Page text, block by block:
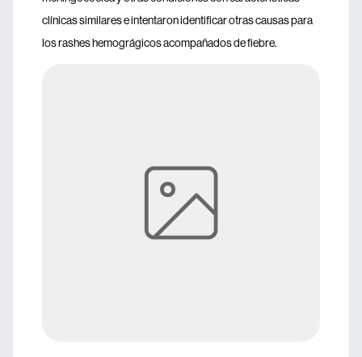
clínicas similares e intentaron identificar otras causas para
los rashes hemográgicos acompañados de fiebre.